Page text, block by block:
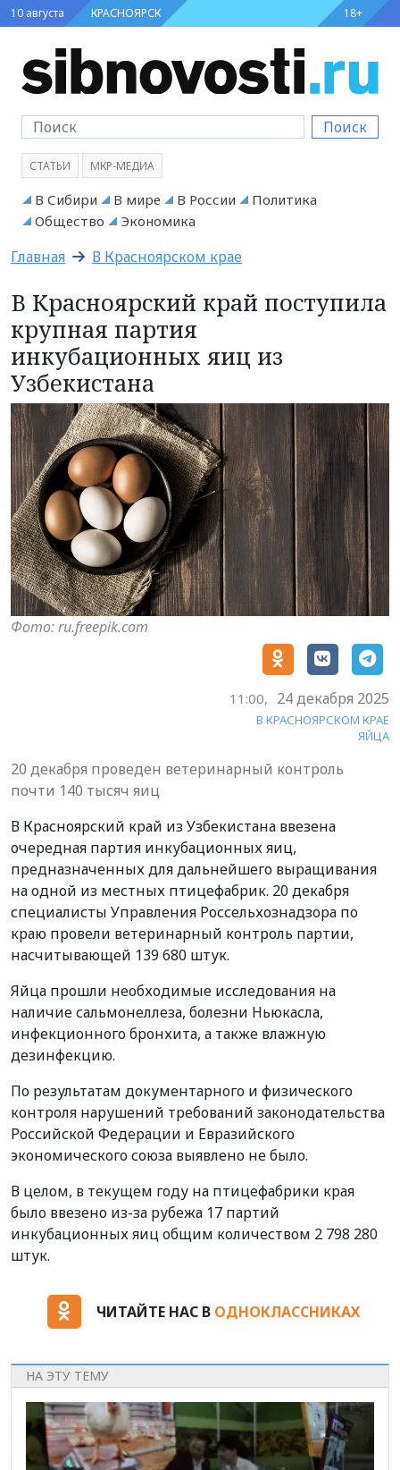
10 августа КРАСНОЯРСК 18+
Поиск
СТАТЬИ МКР-МЕДИА
В Сибири В мире В России
Политика
Общество
Экономика
Главная В Красноярском крае
В Красноярский край поступила
крупная партия
инкубационных яиц из
Узбекистана
Фото: ru.freepik.com
11:00, 24 декабря 2025
В КРАСНОЯРСКОМ КРАЕ
ЯЙЦА
20 декабря проведен ветеринарный контроль
почти 140 тысяч яиц
В Красноярский край из Узбекистана ввезена
очередная партия инкубационных яиц,
предназначенных для дальнейшего выращивания
на одной из местных птицефабрик. 20 декабря
специалисты Управления Россельхознадзора по
краю провели ветеринарный контроль партии,
насчитывающей 139 680 штук.
Яйца прошли необходимые исследования на
наличие сальмонеллеза, болезни Ньюкасла,
инфекционного бронхита, а также влажную
дезинфекцию.
По результатам документарного и физического
контроля нарушений требований законодательства
Российской Федерации и Евразийского
экономического союза выявлено не было.
В целом, в текущем году на птицефабрики края
было ввезено из-за рубежа 17 партий
инкубационных яиц общим количеством 2 798 280
штук.
ЧИТАЙТЕ НАС В ОДНОКЛАССНИКАХ
НА ЭТУ ТЕМУ